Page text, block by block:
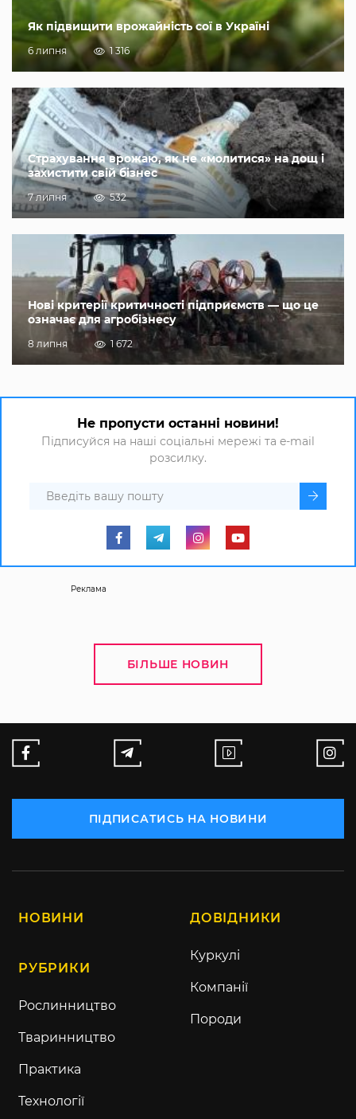
Як підвищити врожайність сої в Україні
6 липня 1 316
Страхування врожаю, як не «молитися» на дощ і
захистити свій бізнес
7 липня 532
Нові критерії критичності підприємств — що це
означає для агробізнесу
8 липня 1 672
Не пропусти останні новини!
Підписуйся на наші соціальні мережі та e-mail
розсилку.
Реклама
БІЛЬШЕ НОВИН
ПІДПИСАТИСЬ НА НОВИНИ
НОВИНИ
РУБРИКИ
Рослинництво
Тваринництво
Практика
Технології
ДОВІДНИКИ
Куркулі
Компанії
Породи